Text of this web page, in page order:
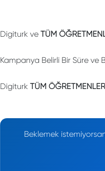
Digiturk ve TÜM
Kampanya Belirli Bir Süre ve
Digiturk TÜM
Beklemek